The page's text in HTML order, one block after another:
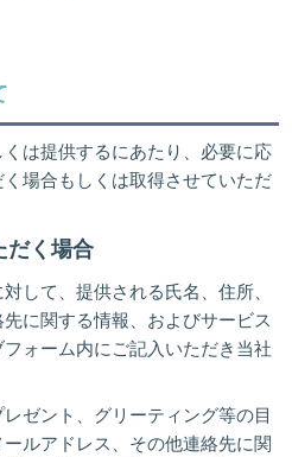
は提供するにあたり、必要に応
場合もしくは取得させていただ
だく場合
して、提供される氏名、住所、
に関する情報、およびサービス
ォーム内にご記入いただき当社
ゼント、グリーティング等の目
ルアドレス、その他連絡先に関